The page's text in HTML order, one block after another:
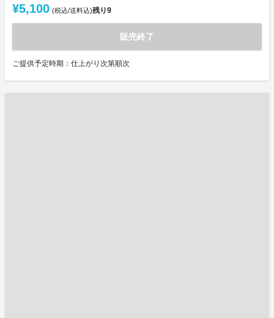
¥5,100 (税込/送料込)残り9
販売終了
ご提供予定時期：仕上がり次第順次